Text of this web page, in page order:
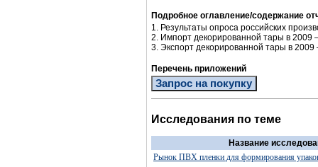
Подробное оглавление/содержание
1. Результаты опроса российских
2. Импорт декорированной тары в 2009 –
3. Экспорт декорированной тары в 2009
Перечень приложений
Запрос на покупку
Исследования по теме
Название
Рынок ПВХ пленки для формирования